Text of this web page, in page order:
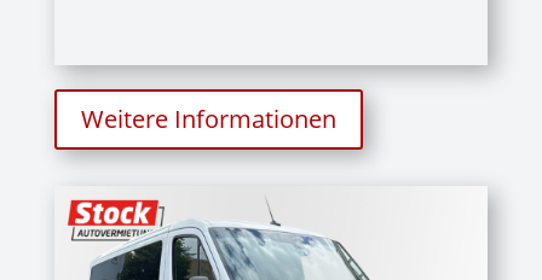
Weitere Informationen